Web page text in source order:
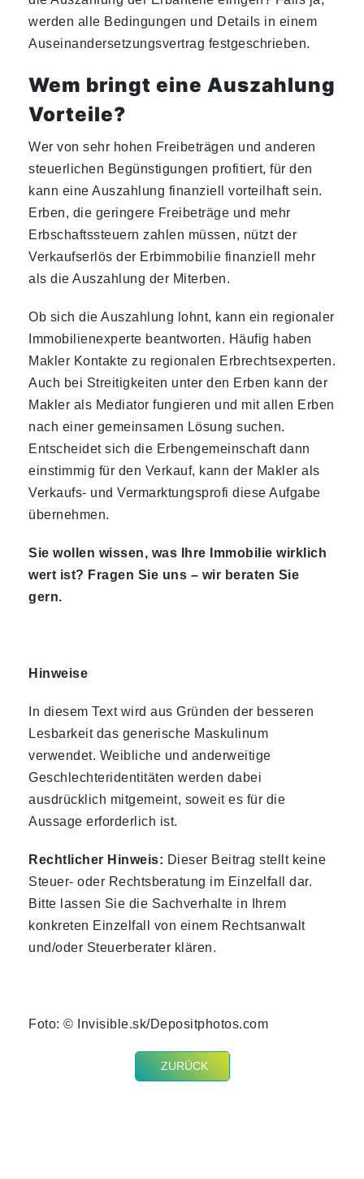
werden alle Bedingungen und Details in einem
Auseinandersetzungsvertrag festgeschrieben.
Wem bringt eine Auszahlung
Vorteile?
Wer von sehr hohen Freibeträgen und anderen
steuerlichen Begünstigungen profitiert, für den
kann eine Auszahlung finanziell vorteilhaft sein.
Erben, die geringere Freibeträge und mehr
Erbschaftssteuern zahlen müssen, nützt der
Verkaufserlös der Erbimmobilie finanziell mehr
als die Auszahlung der Miterben.
Ob sich die Auszahlung lohnt, kann ein regionaler
Immobilienexperte beantworten. Häufig haben
Makler Kontakte zu regionalen Erbrechtsexperten.
Auch bei Streitigkeiten unter den Erben kann der
Makler als Mediator fungieren und mit allen Erben
nach einer gemeinsamen Lösung suchen.
Entscheidet sich die Erbengemeinschaft dann
einstimmig für den Verkauf, kann der Makler als
Verkaufs- und Vermarktungsprofi diese Aufgabe
übernehmen.
Sie wollen wissen, was Ihre Immobilie wirklich
wert ist? Fragen Sie uns – wir beraten Sie
gern.
Hinweise
In diesem Text wird aus Gründen der besseren
Lesbarkeit das generische Maskulinum
verwendet. Weibliche und anderweitige
Geschlechteridentitäten werden dabei
ausdrücklich mitgemeint, soweit es für die
Aussage erforderlich ist.
Rechtlicher Hinweis: Dieser Beitrag stellt keine
Steuer- oder Rechtsberatung im Einzelfall dar.
Bitte lassen Sie die Sachverhalte in Ihrem
konkreten Einzelfall von einem Rechtsanwalt
und/oder Steuerberater klären.
Foto: © Invisible.sk/Depositphotos.com
ZURÜCK